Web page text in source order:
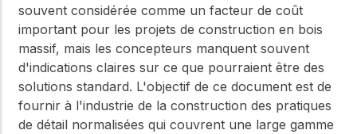
souvent considérée comme un facteur de coût
important pour les projets de construction en bois
massif, mais les concepteurs manquent souvent
d'indications claires sur ce que pourraient être des
solutions standard. L'objectif de ce document est de
fournir à l'industrie de la construction des pratiques
de détail normalisées qui couvrent une large gamme